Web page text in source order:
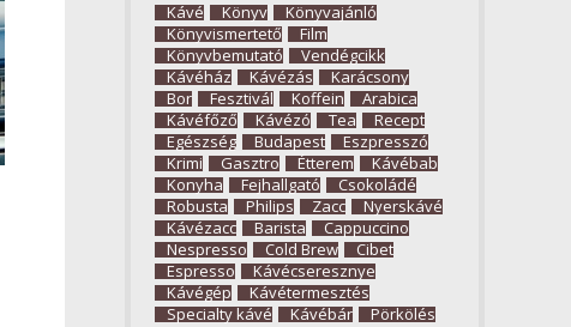
Kávé Könyv
Könyvajánló
Könyvismertető
Film
Könyvbemutató
Vendégcikk
Kávéház
Kávézás
Karácsony
Bor
Fesztivál Koffein
Arabica
Kávéfőző
Kávézó Tea
Recept
Egészség
Budapest
Eszpresszó
Krimi
Gasztro Étterem
Kávébab
Konyha
Fejhallgató
Csokoládé
Robusta
Philips Zacc
Nyerskávé
Kávézacc
Barista
Cappuccino
Nespresso
Cold Brew
Cibet
Espresso
Kávécseresznye
Kávégép
Kávétermesztés
Specialty kávé
Kávébár Pörkölés